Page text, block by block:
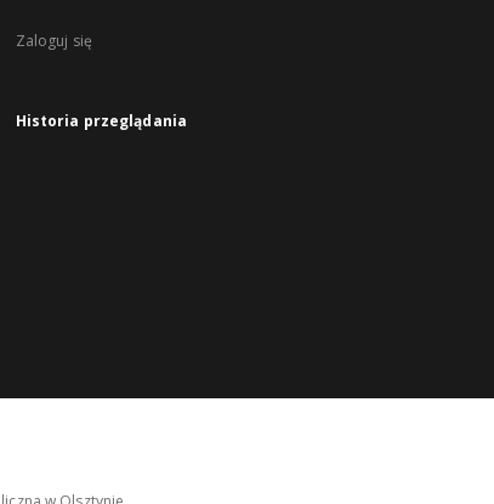
Zaloguj się
Historia przeglądania